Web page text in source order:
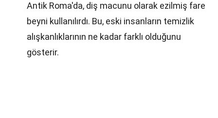
Antik Roma'da, diş macunu olarak ezilmiş fare
beyni kullanılırdı. Bu, eski insanların temizlik
alışkanlıklarının ne kadar farklı olduğunu
gösterir.